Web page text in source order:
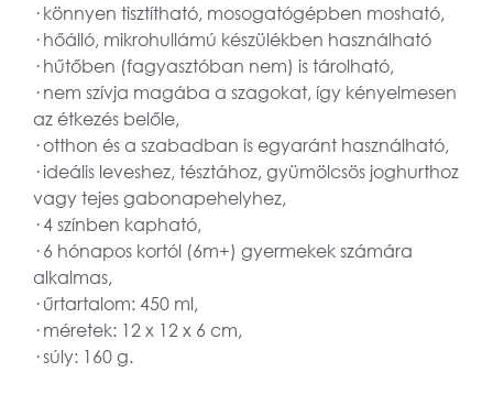
· könnyen tisztítható, mosogatógépben mosható,
· hőálló, mikrohullámú készülékben használható
· hűtőben (fagyasztóban nem) is tárolható,
· nem szívja magába a szagokat, így kényelmesen
az étkezés belőle,
· otthon és a szabadban is egyaránt használható,
· ideális leveshez, tésztához, gyümölcsös joghurthoz
vagy tejes gabonapehelyhez,
· 4 színben kapható,
· 6 hónapos kortól (6m+) gyermekek számára
alkalmas,
· űrtartalom: 450 ml,
· méretek: 12 x 12 x 6 cm,
· súly: 160 g.